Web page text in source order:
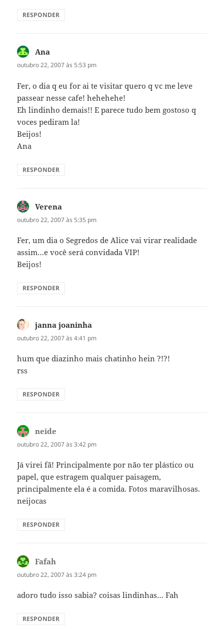
RESPONDER
Ana
outubro 22, 2007 às 5:53 pm
Fer, o dia q eu for ai te visitar quero q vc me leve
passear nesse cafe! hehehehe!
Eh lindinho demais!! E parece tudo bem gostoso q
voces pediram la!
Beijos!
Ana
RESPONDER
Verena
outubro 22, 2007 às 5:35 pm
Fer, um dia o Segredos de Alice vai virar realidade
assim…e você será convidada VIP!
Beijos!
RESPONDER
janna joaninha
outubro 22, 2007 às 4:41 pm
hum que diazinho mais chatinho hein ?!?!
rss
RESPONDER
neide
outubro 22, 2007 às 3:42 pm
Já virei fã! Principalmente por não ter plástico ou
papel, que estragem qualquer paisagem,
principalmente ela é a comida. Fotos maravilhosas.
neijocas
RESPONDER
Fafah
outubro 22, 2007 às 3:24 pm
adoro tudo isso sabia? coisas lindinhas… Fah
RESPONDER